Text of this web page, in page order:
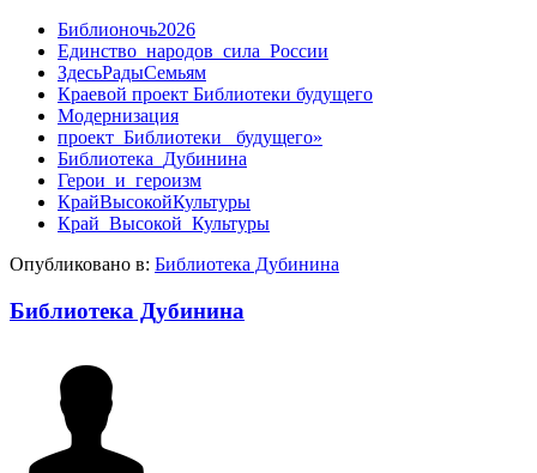
Библионочь2026
Единство_народов_сила_России
ЗдесьРадыСемьям
Краевой проект Библиотеки будущего
Модернизация
проект_Библиотеки_ будущего»
Библиотека_Дубинина
Герои_и_героизм
КрайВысокойКультуры
Край_Высокой_Культуры
Опубликовано в: Библиотека Дубинина
Библиотека Дубинина